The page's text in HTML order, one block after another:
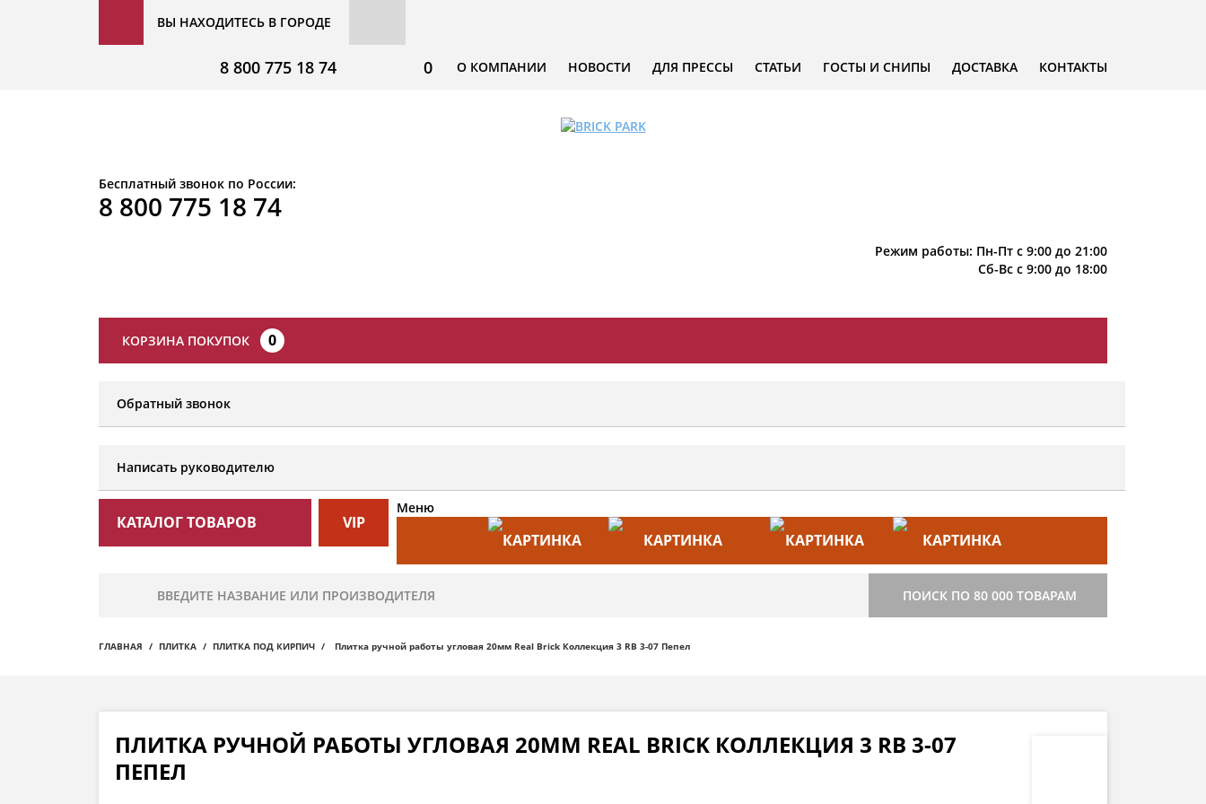
ВЫ НАХОДИТЕСЬ В ГОРОДЕ
О КОМПАНИИ НОВОСТИ ДЛЯ ПРЕССЫ СТАТЬИ ГОСТЫ И СНИПЫ ДОСТАВКА КОНТАКТЫ
0
8 800 775 18 74
Бесплатный звонок по России:
8 800 775 18 74
Режим работы: Пн-Пт с 9:00 до 21:00
Сб-Вс с 9:00 до 18:00
КОРЗИНА ПОКУПОК 0
Обратный звонок
Написать руководителю
КАТАЛОГ ТОВАРОВ VIP
Меню
СТРОИТЕЛЬСТВО
ПОИСК ПО 80 000 ТОВАРАМ
ГЛАВНАЯ ПЛИТКА ПЛИТКА ПОД КИРПИЧ Плитка ручной работы угловая 20мм Real Brick Коллекция 3 RB 3-07 Пепел
ПЛИТКА РУЧНОЙ РАБОТЫ УГЛОВАЯ 20ММ REAL BRICK КОЛЛЕКЦИЯ 3 RB 3-07
ПЕПЕЛ